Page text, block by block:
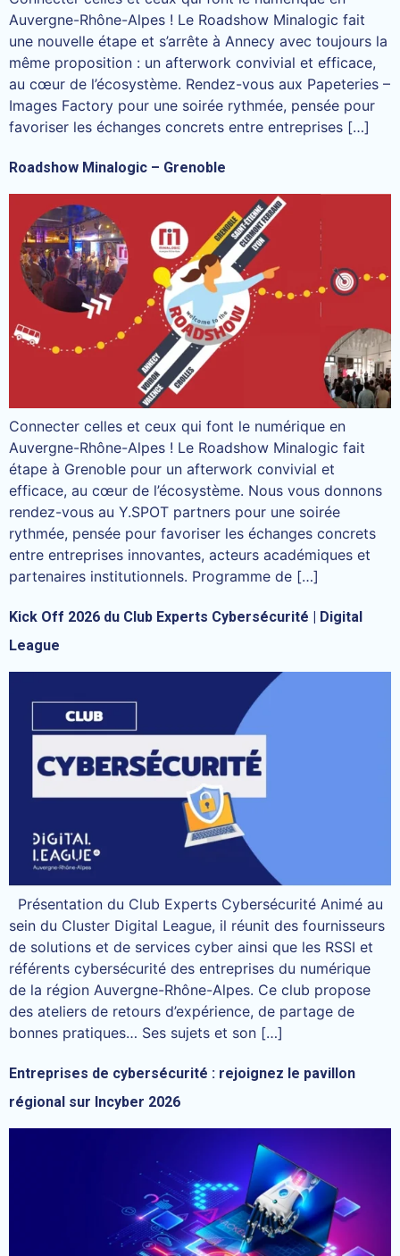
Auvergne-Rhône-Alpes ! Le Roadshow Minalogic fait
une nouvelle étape et s’arrête à Annecy avec toujours la
même proposition : un afterwork convivial et efficace,
au cœur de l’écosystème. Rendez-vous aux Papeteries –
Images Factory pour une soirée rythmée, pensée pour
favoriser les échanges concrets entre entreprises […]
Roadshow Minalogic – Grenoble
Connecter celles et ceux qui font le numérique en
Auvergne-Rhône-Alpes ! Le Roadshow Minalogic fait
étape à Grenoble pour un afterwork convivial et
efficace, au cœur de l’écosystème. Nous vous donnons
rendez-vous au Y.SPOT partners pour une soirée
rythmée, pensée pour favoriser les échanges concrets
entre entreprises innovantes, acteurs académiques et
partenaires institutionnels. Programme de […]
Kick Off 2026 du Club Experts Cybersécurité | Digital
League
Présentation du Club Experts Cybersécurité Animé au
sein du Cluster Digital League, il réunit des fournisseurs
de solutions et de services cyber ainsi que les RSSI et
référents cybersécurité des entreprises du numérique
de la région Auvergne-Rhône-Alpes. Ce club propose
des ateliers de retours d’expérience, de partage de
bonnes pratiques… Ses sujets et son […]
Entreprises de cybersécurité : rejoignez le pavillon
régional sur Incyber 2026